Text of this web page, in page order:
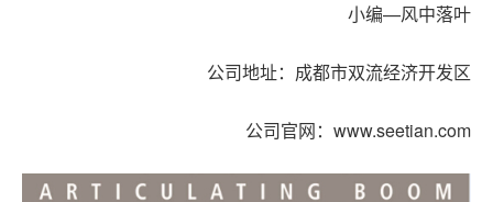
小编—风中落叶
公司地址：成都市双流经济开发区
公司官网： www.seetian.com